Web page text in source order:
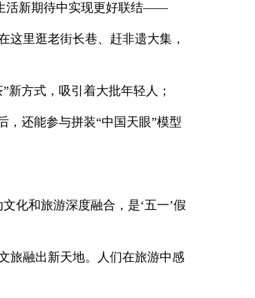
活新期待中实现更好联结——
这里逛老街长巷、赶非遗大集，
新方式，吸引着大批年轻人；
，还能参与拼装“中国天眼”模型
化和旅游深度融合，是‘五一’假
旅融出新天地。人们在旅游中感